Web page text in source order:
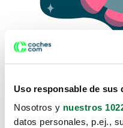
Uso responsable de sus
Nosotros y nuestros
datos personales, p.ej.,